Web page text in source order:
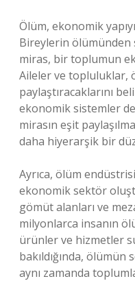
Ölüm, ekonomik
Bireylerin ölümünden
miras, bir toplumun
Aileler ve topluluklar,
paylaştıracaklarını
ekonomik sistemler
mirasın eşit
daha hiyerarşik bir
Ayrıca, ölüm
ekonomik sektör
gömüt alanları ve
milyonlarca insanın
ürünler ve hizmetler
bakıldığında,
aynı zamanda